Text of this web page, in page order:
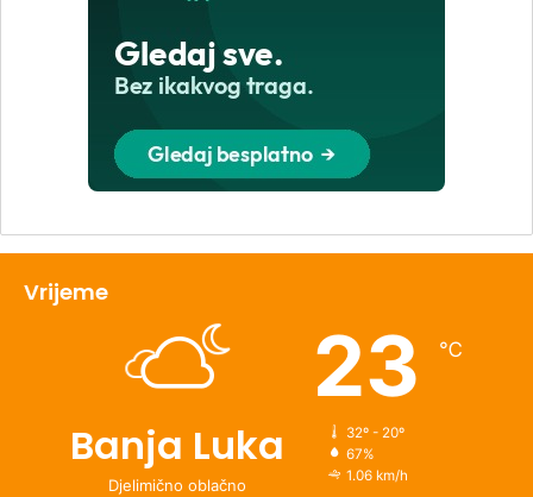
Vrijeme
Banja Luka
Djelimično oblačno
23 ℃
32º - 20º
67%
1.06 km/h